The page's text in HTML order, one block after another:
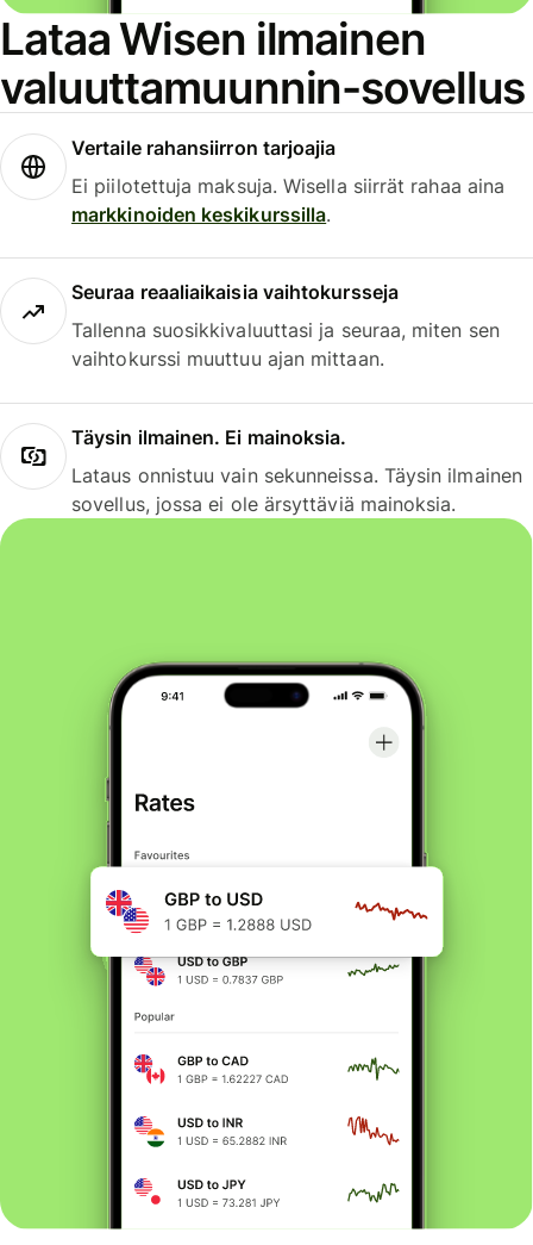
Lataa Wisen ilmainen
valuuttamuunnin-sovellus
Vertaile rahansiirron tarjoajia
Ei piilotettuja maksuja. Wisella siirrät rahaa aina
markkinoiden keskikurssilla.
Seuraa reaaliaikaisia vaihtokursseja
Tallenna suosikkivaluuttasi ja seuraa, miten sen
vaihtokurssi muuttuu ajan mittaan.
Täysin ilmainen. Ei mainoksia.
Lataus onnistuu vain sekunneissa. Täysin ilmainen
sovellus, jossa ei ole ärsyttäviä mainoksia.